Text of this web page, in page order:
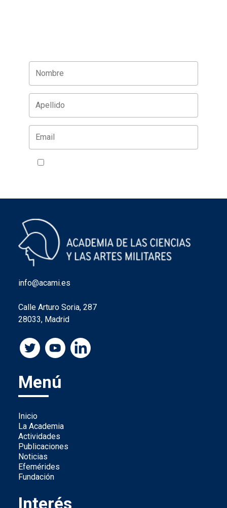
info@acami.es
Calle Arturo Soria, 287
28033, Madrid
Menú
Inicio
La Academia
Actividades
Publicaciones
Noticias
Efemérides
Fundación
Interés